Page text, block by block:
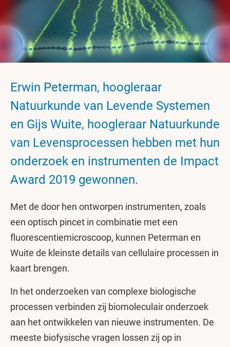
Erwin Peterman, hoogleraar
Natuurkunde van Levende Systemen
en Gijs Wuite, hoogleraar Natuurkunde
van Levensprocessen hebben met hun
onderzoek en instrumenten de Impact
Award 2019 gewonnen.
Met de door hen ontworpen instrumenten, zoals
een optisch pincet in combinatie met een
fluorescentiemicroscoop, kunnen Peterman en
Wuite de kleinste details van cellulaire processen in
kaart brengen.
In het onderzoeken van complexe biologische
processen verbinden zij biomoleculair onderzoek
aan het ontwikkelen van nieuwe instrumenten. De
meeste biofysische vragen lossen zij op in